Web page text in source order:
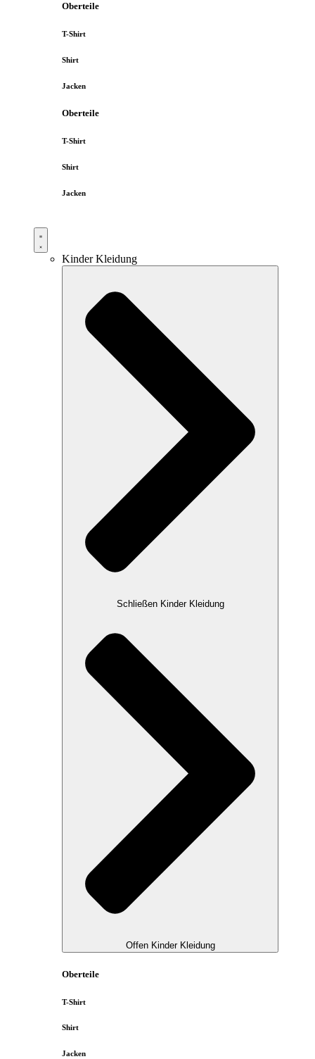
Oberteile
T-Shirt
Shirt
Jacken
Oberteile
T-Shirt
Shirt
Jacken
Kinder Kleidung
Schließen Kinder Kleidung
Offen Kinder Kleidung
Oberteile
T-Shirt
Shirt
Jacken